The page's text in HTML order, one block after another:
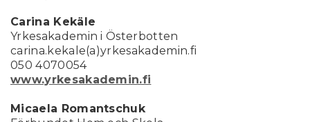
Carina Kekäle
Yrkesakademin i Österbotten
carina.kekale(a)yrkesakademin.fi
050 4070054
www.yrkesakademin.fi
Micaela Romantschuk